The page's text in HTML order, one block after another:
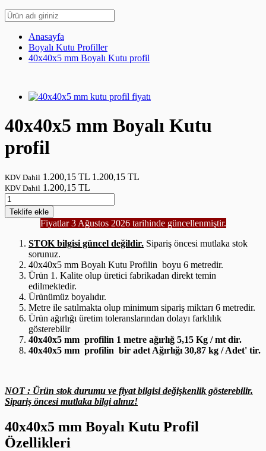
Anasayfa
Boyalı Kutu Profiller
40x40x5 mm Boyalı Kutu profil
40x40x5 mm Boyalı Kutu
profil
KDV Dahil 1.200,15 TL 1.200,15 TL
KDV Dahil 1.200,15 TL
Teklife ekle
Fiyatlar 3 Ağustos 2026 tarihinde güncellenmiştir.
STOK bilgisi güncel değildir. Sipariş öncesi mutlaka stok
sorunuz.
40x40x5 mm Boyalı Kutu Profilin boyu 6 metredir.
Ürün 1. Kalite olup üretici fabrikadan direkt temin
edilmektedir.
Ürünümüz boyalıdır.
Metre ile satılmakta olup minimum sipariş miktarı 6 metredir.
Ürün ağırlığı üretim toleranslarından dolayı farklılık
gösterebilir
40x40x5 mm profilin 1 metre ağırlığ 5,15 Kg / mt dir.
40x40x5 mm profilin bir adet Ağırlığı 30,87 kg / Adet' tir.
NOT : Ürün stok durumu ve fiyat bilgisi değişkenlik gösterebilir.
Sipariş öncesi mutlaka bilgi alınız!
40x40x5 mm Boyalı Kutu Profil
Özellikleri